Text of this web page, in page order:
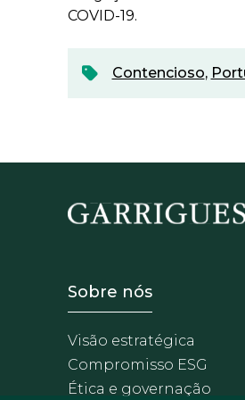
COVID-19.
Contencioso,
Footer -
Sobre nós
Visão estratégica
Compromisso ESG
Ética e governação